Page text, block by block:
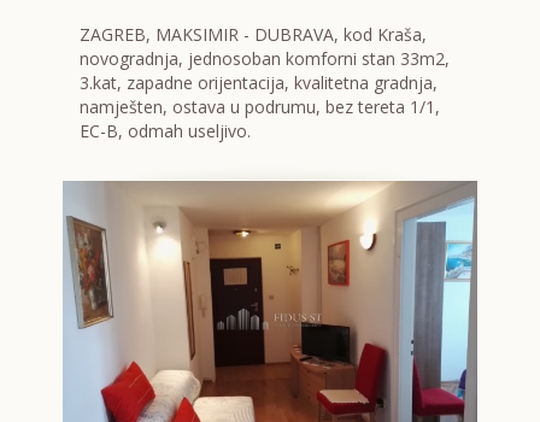
ZAGREB, MAKSIMIR - DUBRAVA, kod Kraša,
novogradnja, jednosoban komforni stan 33m2,
3.kat, zapadne orijentacija, kvalitetna gradnja,
namješten, ostava u podrumu, bez tereta 1/1,
EC-B, odmah useljivo.